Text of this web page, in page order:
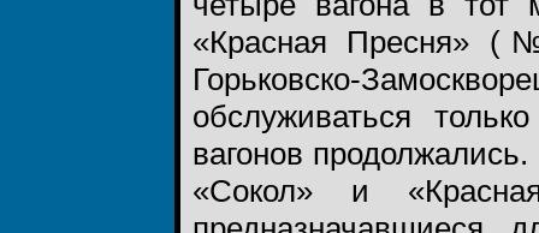
«Красная Пресня»
Горьковско-
обслуживаться
вагонов
«Сокол» и